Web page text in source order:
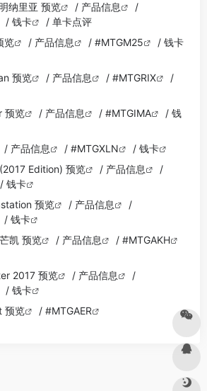
纳里亚 预览
/ 产品信息
/
/ 钱卡 / 单卡点评
览
/ 产品信息 / #MTGM25 / 钱卡
预览 / 产品信息 / #MTGRIX
/
预览
/ 产品信息 / #MTGIMA / 钱
/ 产品信息 / #MTGXLN / 钱卡
Edition) 预览
/ 产品信息
/
/ 钱卡
预览
/ 产品信息
/
/ 钱卡
凯 预览
/ 产品信息 / #MTGAKH
2017 预览
/ 产品信息
/
/ 钱卡
预览
/ #MTGAER